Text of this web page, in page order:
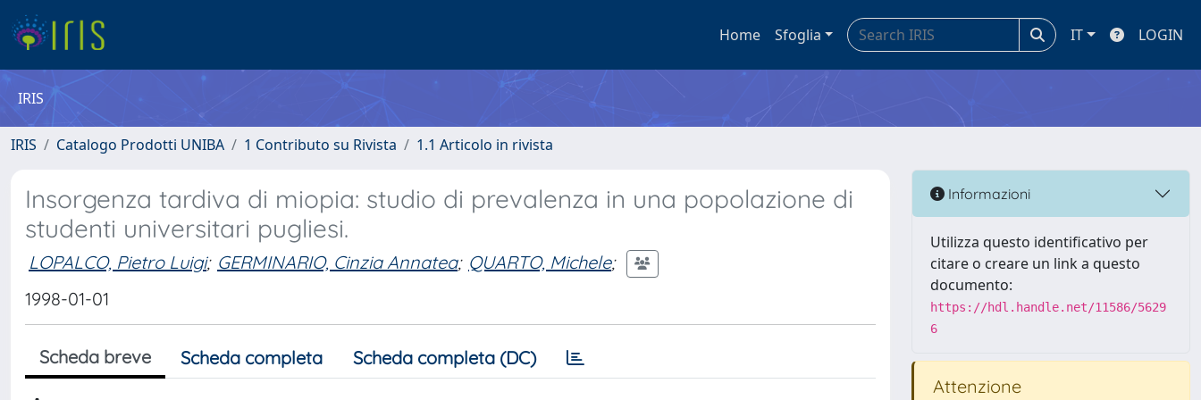
Home Sfoglia IT LOGIN
IRIS
IRIS Catalogo Prodotti UNIBA 1 Contributo su Rivista 1.1 Articolo in rivista
Insorgenza tardiva di miopia: studio di prevalenza in una popolazione di
studenti universitari pugliesi.
LOPALCO, Pietro Luigi; GERMINARIO, Cinzia Annatea; QUARTO, Michele;
1998-01-01
Scheda breve Scheda completa Scheda completa (DC)
Informazioni
Utilizza questo identificativo per
citare o creare un link a questo
documento:
https://hdl.handle.net/11586/5629
6
Attenzione